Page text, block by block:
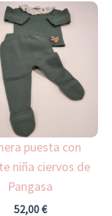
puesta con
niña ciervos de
Pangasa
52,00€